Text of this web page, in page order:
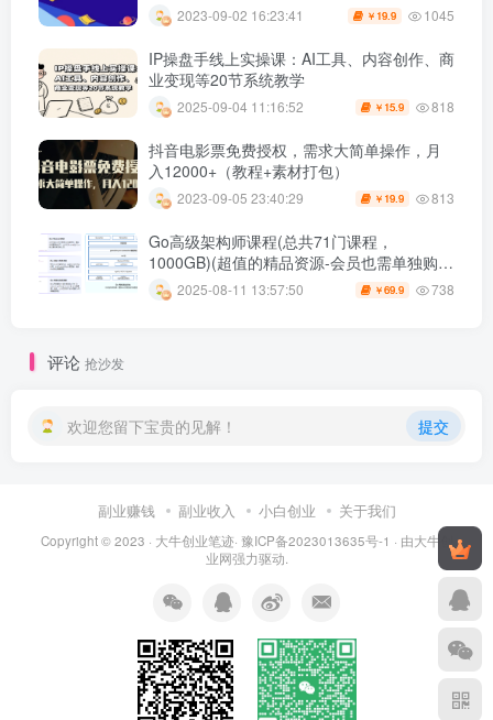
2023-09-02 16:23:41 ￥ 19.9 1045
IP操盘手线上实操课：AI工具、内容创作、商
业变现等20节系统教学
2025-09-04 11:16:52 ￥ 15.9 818
抖音电影票免费授权，需求大简单操作，月
入12000+（教程+素材打包）
2023-09-05 23:40:29 ￥ 19.9 813
Go高级架构师课程(总共71门课程，
1000GB)(超值的精品资源-会员也需单独购买
哦)
2025-08-11 13:57:50 ￥69.9 738
评论 抢沙发
欢迎您留下宝贵的见解！ 提交
副业赚钱 副业收入 小白创业 关于我们
Copyright © 2023 · 大牛创业笔迹· 豫ICP备2023013635号-1 · 由大牛创
业网强力驱动.